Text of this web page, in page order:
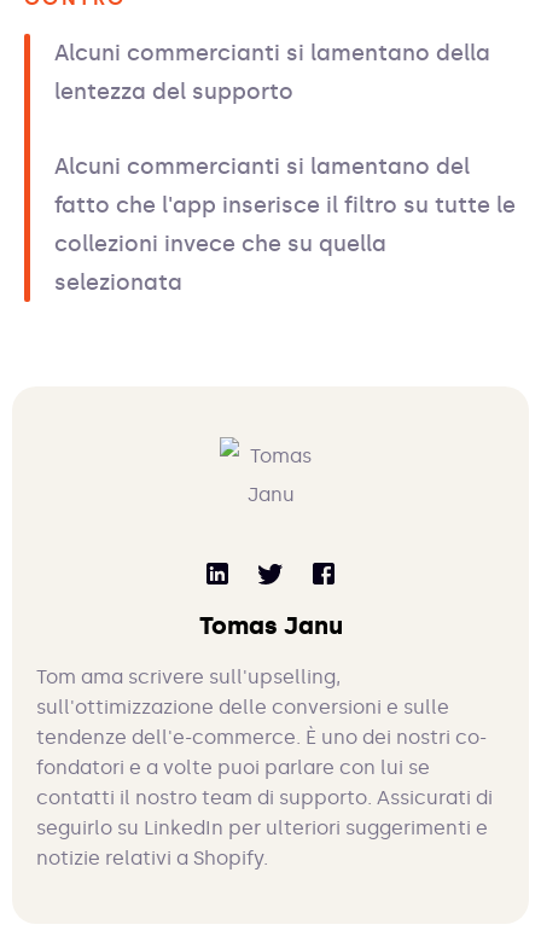
Alcuni commercianti si lamentano della
lentezza del supporto
Alcuni commercianti si lamentano del
fatto che l'app inserisce il filtro su tutte le
collezioni invece che su quella
selezionata
Tomas Janu
Tom ama scrivere sull'upselling,
sull'ottimizzazione delle conversioni e sulle
tendenze dell'e-commerce. È uno dei nostri co-
fondatori e a volte puoi parlare con lui se
contatti il nostro team di supporto. Assicurati di
seguirlo su LinkedIn per ulteriori suggerimenti e
notizie relativi a Shopify.